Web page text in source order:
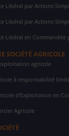
Libéral par Actions
Libéral par Actions
Libéral en Commandite
SOCIÉTÉ AGRICOLE
agricole
à responsabilité
d'Exploitation en
Agricole